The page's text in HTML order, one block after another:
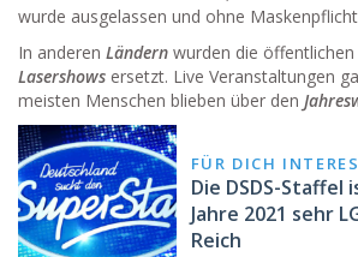
wurde ausgelassen und ohne
In anderen Ländern wurden die öffentlichen
Lasershows ersetzt. Live Veranstaltungen
meisten Menschen blieben über den
FÜR DICH
Die DSDS-Staffel
Jahre 2021 sehr
Reich